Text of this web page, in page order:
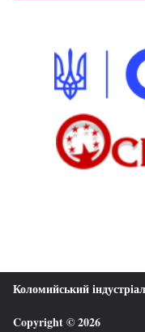
Коломийський
Copyright © 2026